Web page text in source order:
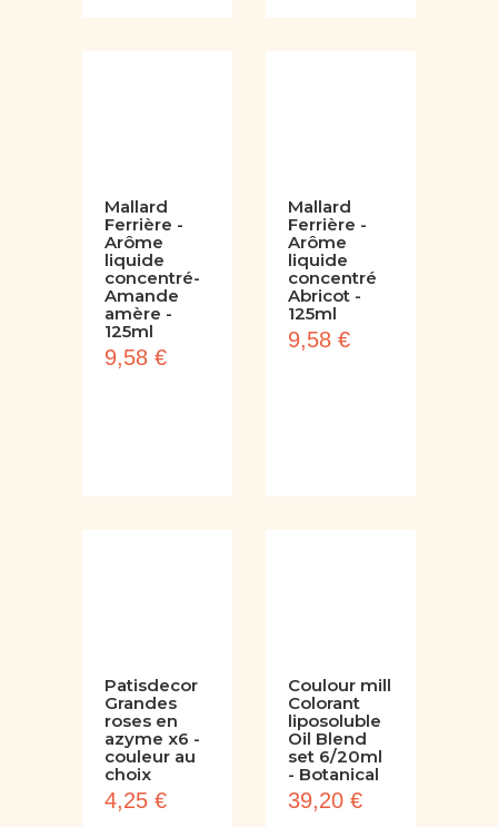
Mallard
Ferrière -
Arôme
liquide
concentré-
Amande
amère -
125ml
Mallard
Ferrière -
Arôme
liquide
concentré
Abricot -
125ml
Patisdecor
Grandes
roses en
azyme x6 -
couleur au
choix
Coulour mill
Colorant
liposoluble
Oil Blend
set 6/20ml
- Botanical